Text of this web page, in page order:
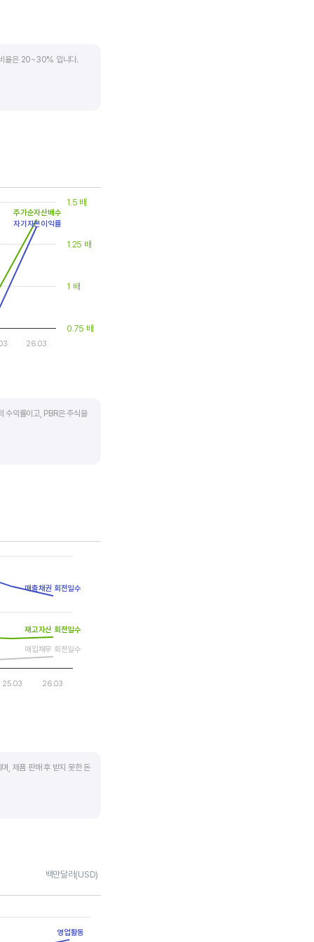
비율은 20~30% 입니다.
26.03
0.75 배
1 배
1.25 배
1.5 배
자기자본이익률
주가순자산배수
수익률이고, PBR은 주식을
산합니다. 동종 산업 내
25.03 26.03
매출채권 회전일수
재고자산 회전일수
매입채무 회전일수
, 제품 판매 후 받지 못한 돈
→ 현금으로 회수되는
래처로부터 현금으로
을수록 좋습니다. 매입채무
백만달러(USD)
영업활동